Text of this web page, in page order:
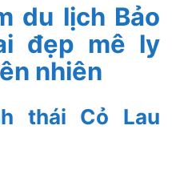
du lịch Bảo
đẹp mê ly
nhiên
thái Cỏ Lau